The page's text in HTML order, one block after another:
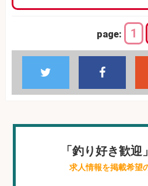
page: 1
「釣り好き歓
求人情報を掲載希望